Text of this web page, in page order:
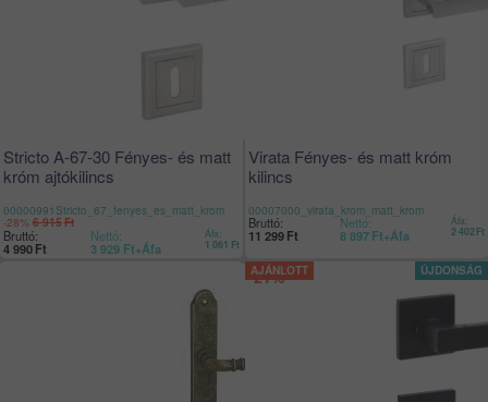
Stricto A-67-30 Fényes- és matt
króm ajtókilincs
00000991Stricto_67_fenyes_es_matt_krom
-28% 6 915Ft
Bruttó:
4 990 Ft
Nettó:
3 929 Ft+Áfa
Áfa:
1 061 Ft
Virata Fényes- és matt króm
kilincs
00007000_virata_krom_matt_krom
Bruttó:
11 299 Ft
Nettó:
8 897 Ft+Áfa
Áfa:
2 402Ft
-21%